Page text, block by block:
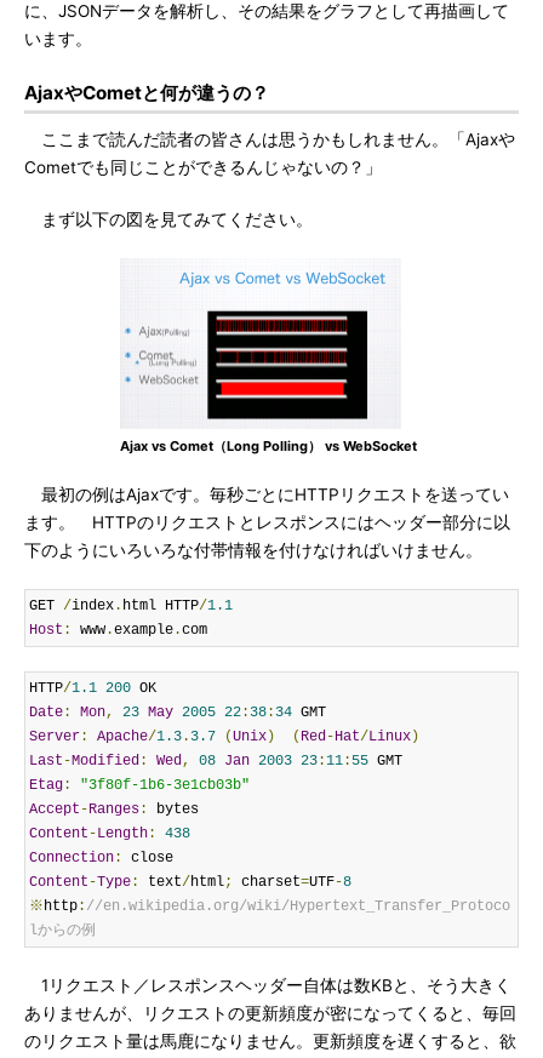
に、JSONデータを解析し、その結果をグラフとして再描画して
います。
AjaxやCometと何が違うの？
ここまで読んだ読者の皆さんは思うかもしれません。「Ajaxや
Cometでも同じことができるんじゃないの？」
まず以下の図を見てみてください。
Ajax vs Comet（Long Polling） vs WebSocket
最初の例はAjaxです。毎秒ごとにHTTPリクエストを送ってい
ます。 HTTPのリクエストとレスポンスにはヘッダー部分に以
下のようにいろいろな付帯情報を付けなければいけません。
GET /index. html HTTP/1.1
Host : www.example.com
HTTP/1.1 200
Date: Mon, 23 May 2005 22: 38: 34
Server: Apache/1.3. 3.7 (Unix ) ( Red-Hat/Linux )
Last -Modified: Wed, 08 Jan 2003 23:11: 55
Etag:
"3f80f-1b6-3e1cb03b"
Accept -Ranges:
Content -Length:
438
Connection:
Content -Type: text/html; charset=UTF-8
※http: //en.wikipedia.org/wiki/Hypertext_Transfer_Protoco
lからの例
1リクエスト／レスポンスヘッダー自体は数KBと、そう大きく
ありませんが、リクエストの更新頻度が密になってくると、毎回
のリクエスト量は馬鹿になりません。更新頻度を遅くすると、欲